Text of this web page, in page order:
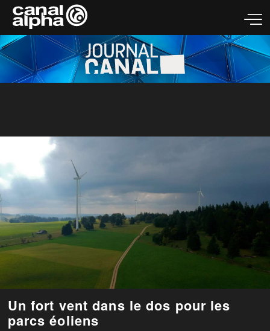
Un fort vent dans le dos pour les
parcs éoliens